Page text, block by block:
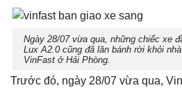
Ngày 28/07 vừa qua, những chiếc xe
Lux A2.0 cũng đã lăn bánh rời khỏi
VinFast ở Hải Phòng.
Trước đó, ngày 28/07 vừa qua,